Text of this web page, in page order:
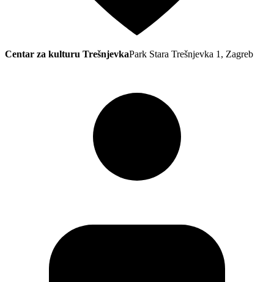
Centar za kulturu TrešnjevkaPark Stara Trešnjevka 1, Zagreb